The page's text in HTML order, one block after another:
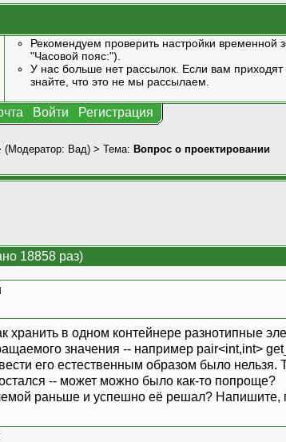
Рекомендуем проверить настройки
"Часовой пояс:").
У нас больше нет рассылок. Если вам
знайте, что это не мы рассылаем.
Войти Регистрация
(Модератор: Вад) > Тема: Вопрос о проектировании
18858 раз)
хранить в одном контейнере разнотипные
значения -- например pair<int,int>
его естественным образом было
-- может можно было как-то попроще?
раньше и успешно её решал? Напишите,